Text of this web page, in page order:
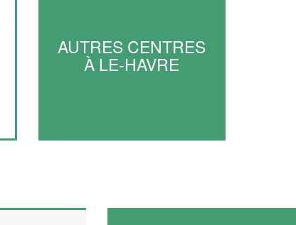
AUTRES CENTRES
À LE-HAVRE